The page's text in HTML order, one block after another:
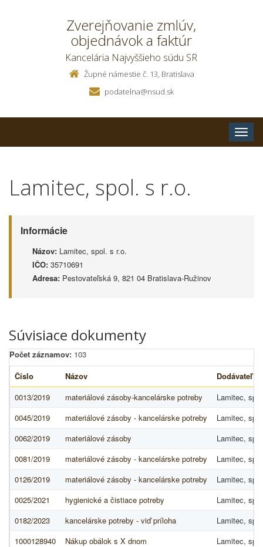
Zverejňovanie zmlúv,
objednávok a faktúr
Kancelária Najvyššieho súdu SR
Župné námestie č. 13, Bratislava
podatelna@nsud.sk
Toggle
Lamitec, spol. s r.o.
Informácie
Názov: Lamitec, spol. s r.o.
IČO: 35710691
Adresa: Pestovateľská 9, 821 04 Bratislava-Ružinov
Súvisiace dokumenty
Počet záznamov: 103
Číslo
Názov
Dodávateľ
0013/2019
materiálové zásoby-kancelárske potreby
Lamitec,
0045/2019
materiálové zásoby - kancelárske potreby
Lamitec,
0062/2019
materiálové zásoby
Lamitec,
0081/2019
materiálové zásoby - kancelárske potreby
Lamitec,
0126/2019
materiálové zásoby - kancelárske potreby
Lamitec,
0025/2021
hygienické a čistiace potreby
Lamitec,
0182/2023
kancelárske potreby - viď príloha
Lamitec,
1000128940
Nákup obálok s X dnom
Lamitec,